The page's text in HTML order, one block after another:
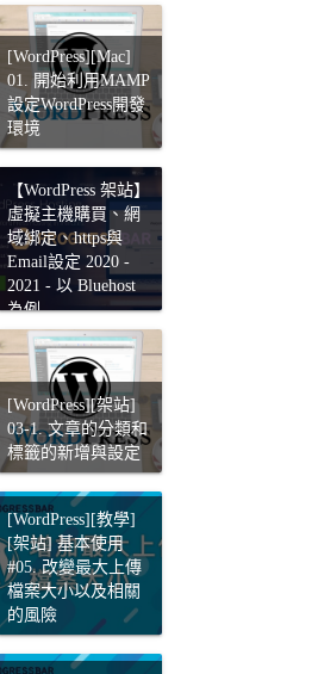
[WordPress][Mac]
01. 開始利用MAMP
設定WordPress開發
環境
【WordPress 架站】
虛擬主機購買、網
域綁定、https與
Email設定 2020 -
2021 - 以 Bluehost
為例
[WordPress][架站]
03-1. 文章的分類和
標籤的新增與設定
[WordPress][教學]
[架站] 基本使用
#05. 改變最大上傳
檔案大小以及相關
的風險